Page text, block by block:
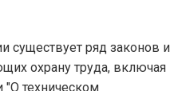
существует ряд законов и
охрану труда, включая
"О техническом